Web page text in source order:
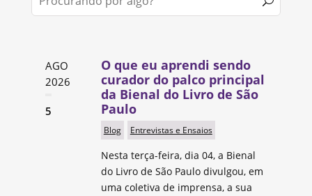
AGO
2026
5
O que eu aprendi sendo
curador do palco principal
da Bienal do Livro de São
Paulo
Blog Entrevistas e Ensaios
Nesta terça-feira, dia 04, a Bienal
do Livro de São Paulo divulgou, em
uma coletiva de imprensa, a sua